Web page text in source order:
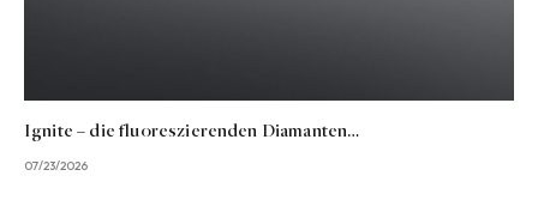
Ignite – die fluoreszierenden Diamanten…
07/23/2026